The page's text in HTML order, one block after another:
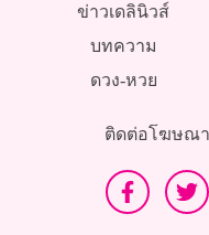
ข่าวเดลินิวส์
บทความ
ดวง-หวย
ติดต่อโฆษณา